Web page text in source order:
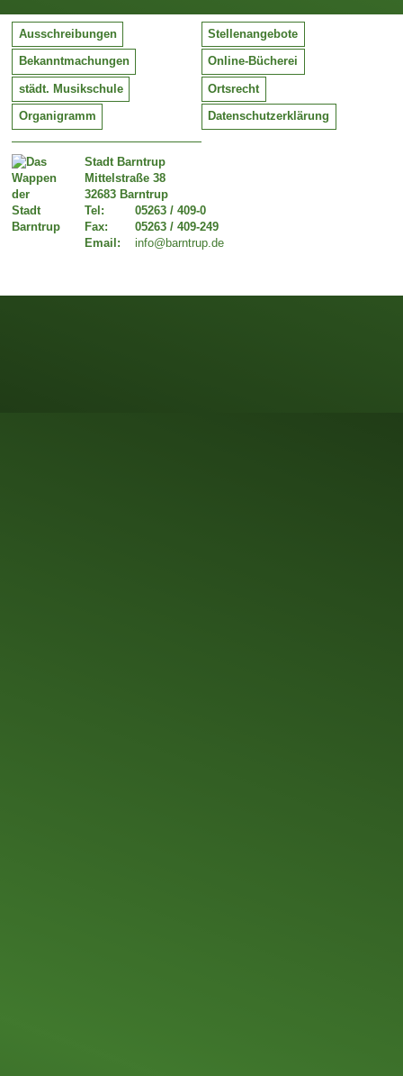
Stadt Barntrup
Mittelstraße 38
32683 Barntrup
Tel:
Fax:
Email:
05263 / 409-0
05263 / 409-249
info@barntrup.de
Ausschreibungen Stellenangebote
Bekanntmachungen Online-Bücherei
städt. Musikschule Ortsrecht
Organigramm Datenschutzerklärung